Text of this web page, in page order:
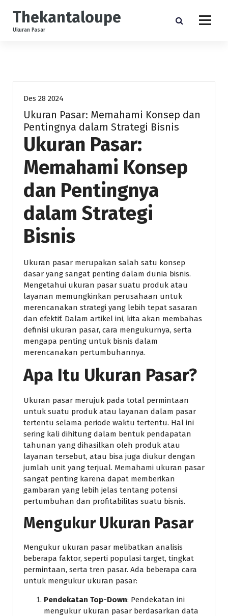
Thekantaloupe
Ukuran Pasar
Des 28 2024
Ukuran Pasar: Memahami Konsep dan
Pentingnya dalam Strategi Bisnis
Ukuran Pasar:
Memahami Konsep
dan Pentingnya
dalam Strategi
Bisnis
Ukuran pasar merupakan salah satu konsep
dasar yang sangat penting dalam dunia bisnis.
Mengetahui ukuran pasar suatu produk atau
layanan memungkinkan perusahaan untuk
merencanakan strategi yang lebih tepat sasaran
dan efektif. Dalam artikel ini, kita akan membahas
definisi ukuran pasar, cara mengukurnya, serta
mengapa penting untuk bisnis dalam
merencanakan pertumbuhannya.
Apa Itu Ukuran Pasar?
Ukuran pasar merujuk pada total permintaan
untuk suatu produk atau layanan dalam pasar
tertentu selama periode waktu tertentu. Hal ini
sering kali dihitung dalam bentuk pendapatan
tahunan yang dihasilkan oleh produk atau
layanan tersebut, atau bisa juga diukur dengan
jumlah unit yang terjual. Memahami ukuran pasar
sangat penting karena dapat memberikan
gambaran yang lebih jelas tentang potensi
pertumbuhan dan profitabilitas suatu bisnis.
Mengukur Ukuran Pasar
Mengukur ukuran pasar melibatkan analisis
beberapa faktor, seperti populasi target, tingkat
permintaan, serta tren pasar. Ada beberapa cara
untuk mengukur ukuran pasar:
Pendekatan Top-Down: Pendekatan ini
mengukur ukuran pasar berdasarkan data